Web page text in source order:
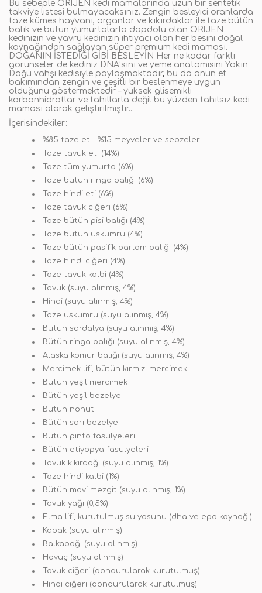
Bu sebeple ORIJEN kedi mamalarında uzun bir sentetik
takviye listesi bulmayacaksınız. Zengin besleyici oranlarda
taze kümes hayvanı, organlar ve kıkırdaklar ile taze bütün
balık ve bütün yumurtalarla dopdolu olan ORIJEN
kedinizin ve yavru kedinizin ihtiyacı olan her besini doğal
kaynağından sağlayan süper premium kedi maması.
DOĞANIN İSTEDİĞİ GİBİ BESLEYİN Her ne kadar farklı
görünseler de kediniz DNA’sını ve yeme anatomisini Yakın
Doğu vahşi kedisiyle paylaşmaktadır, bu da onun et
bakımından zengin ve çeşitli bir beslenmeye uygun
olduğunu göstermektedir – yüksek glisemikli
karbonhidratlar ve tahıllarla değil bu yüzden tahılsız kedi
maması olarak geliştirilmiştir..
İçerisindekiler:
%85 taze et | %15 meyveler ve sebzeler
Taze tavuk eti (14%)
Taze tüm yumurta (6%)
Taze bütün ringa balığı (6%)
Taze hindi eti (6%)
Taze tavuk ciğeri (6%)
Taze bütün pisi balığı (4%)
Taze bütün uskumru (4%)
Taze bütün pasifik barlam balığı (4%)
Taze hindi ciğeri (4%)
Taze tavuk kalbi (4%)
Tavuk (suyu alınmış, 4%)
Hindi (suyu alınmış, 4%)
Taze uskumru (suyu alınmış, 4%)
Bütün sardalya (suyu alınmış, 4%)
Bütün ringa balığı (suyu alınmış, 4%)
Alaska kömür balığı (suyu alınmış, 4%)
Mercimek lifi, bütün kırmızı mercimek
Bütün yeşil mercimek
Bütün yeşil bezelye
Bütün nohut
Bütün sarı bezelye
Bütün pinto fasulyeleri
Bütün etiyopya fasulyeleri
Tavuk kıkırdağı (suyu alınmış, 1%)
Taze hindi kalbi (1%)
Bütün mavi mezgit (suyu alınmış, 1%)
Tavuk yağı (0,5%)
Elma lifi, kurutulmuş su yosunu (dha ve epa kaynağı)
Kabak (suyu alınmış)
Balkabağı (suyu alınmış)
Havuç (suyu alınmış)
Tavuk ciğeri (dondurularak kurutulmuş)
Hindi ciğeri (dondurularak kurutulmuş)